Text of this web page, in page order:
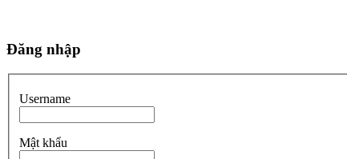
Đăng nhập
Username
Mật khẩu